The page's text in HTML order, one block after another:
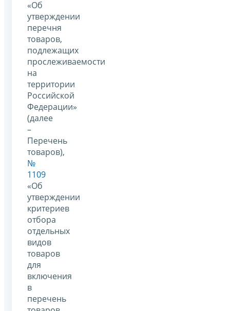
«Об
утверждении
перечня
товаров,
подлежащих
прослеживаемости
на
территории
Российской
Федерации»
(далее
–
Перечень
товаров),
№
1109
«Об
утверждении
критериев
отбора
отдельных
видов
товаров
для
включения
в
перечень